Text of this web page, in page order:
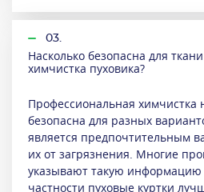
03.
Насколько безопасна для
химчистка пуховика?
Профессиональная химчистка
безопасна для разных
является предпочтительным
их от загрязнения. Многие
указывают такую информацию
частности пуховые куртки